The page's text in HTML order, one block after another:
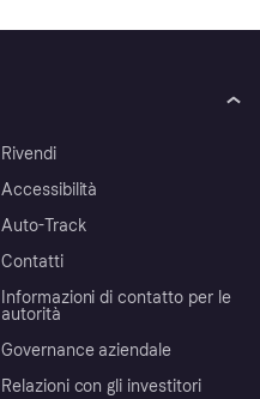
Rivendi
Accessibilità
Auto-Track
Contatti
Informazioni di contatto per le
autorità
Governance aziendale
Relazioni con gli investitori